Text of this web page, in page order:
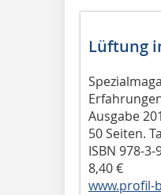
Lüftung
Ausgabe
50 Seiten.
ISBN 978-
8,40 €
www.profil-